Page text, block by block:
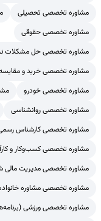
مشاوره تخصصی تحصیلی
مشاوره تخصصی حقوقی
مشاوره تخصصی حل مشکلات
مشاوره تخصصی خرید و
مشاوره تخصصی خودرو
مشاوره تخصصی روانشناسی
مشاوره تخصصی کارشناس
مشاوره تخصصی کسب‌وکار و
مشاوره تخصصی مدیریت
مشاوره تخصصی مشاوره
مشاوره تخصصی ورزشی